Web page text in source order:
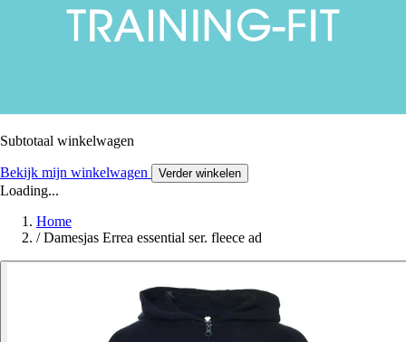
Subtotaal winkelwagen
Bekijk mijn winkelwagen Verder winkelen
Loading...
Home
/ Damesjas Errea essential ser. fleece ad